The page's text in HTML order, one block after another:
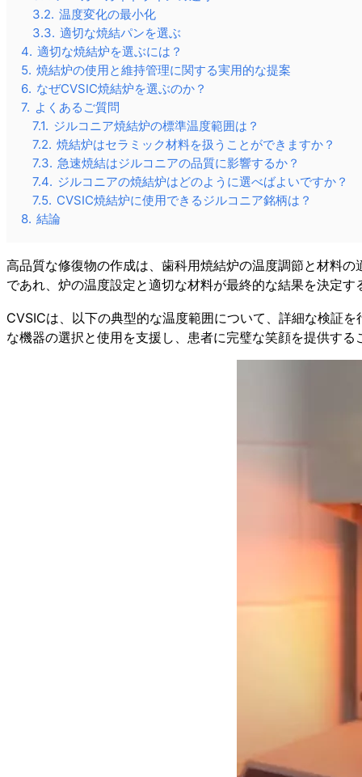
3.2. 温度変化の最小化
3.3. 適切な焼結パンを選ぶ
4. 適切な焼結炉を選ぶには？
5. 焼結炉の使用と維持管理に関する実用的な提案
6. なぜCVSIC焼結炉を選ぶのか？
7. よくあるご質問
7.1. ジルコニア焼結炉の標準温度範囲は？
7.2. 焼結炉はセラミック材料を扱うことができますか？
7.3. 急速焼結はジルコニアの品質に影響するか？
7.4. ジルコニアの焼結炉はどのように選べばよいですか？
7.5. CVSIC焼結炉に使用できるジルコニア銘柄は？
8. 結論
高品質な修復物の作成は、歯科用焼結炉の温度調節と材料
であれ、炉の温度設定と適切な材料が最終的な結果を決定
CVSICは、以下の典型的な温度範囲について、詳細な検証
な機器の選択と使用を支援し、患者に完璧な笑顔を提供する